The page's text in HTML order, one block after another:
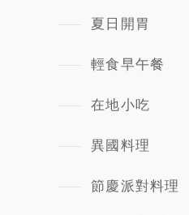
夏日開胃
輕食早午餐
在地小吃
異國料理
節慶派對料理